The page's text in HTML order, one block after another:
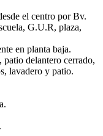
el centro por Bv.
G.U.R, plaza,
en planta baja.
delantero cerrado,
lavadero y patio.